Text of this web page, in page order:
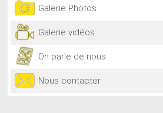
Galerie Photos
Galerie vidéos
On parle de nous
Nous contacter